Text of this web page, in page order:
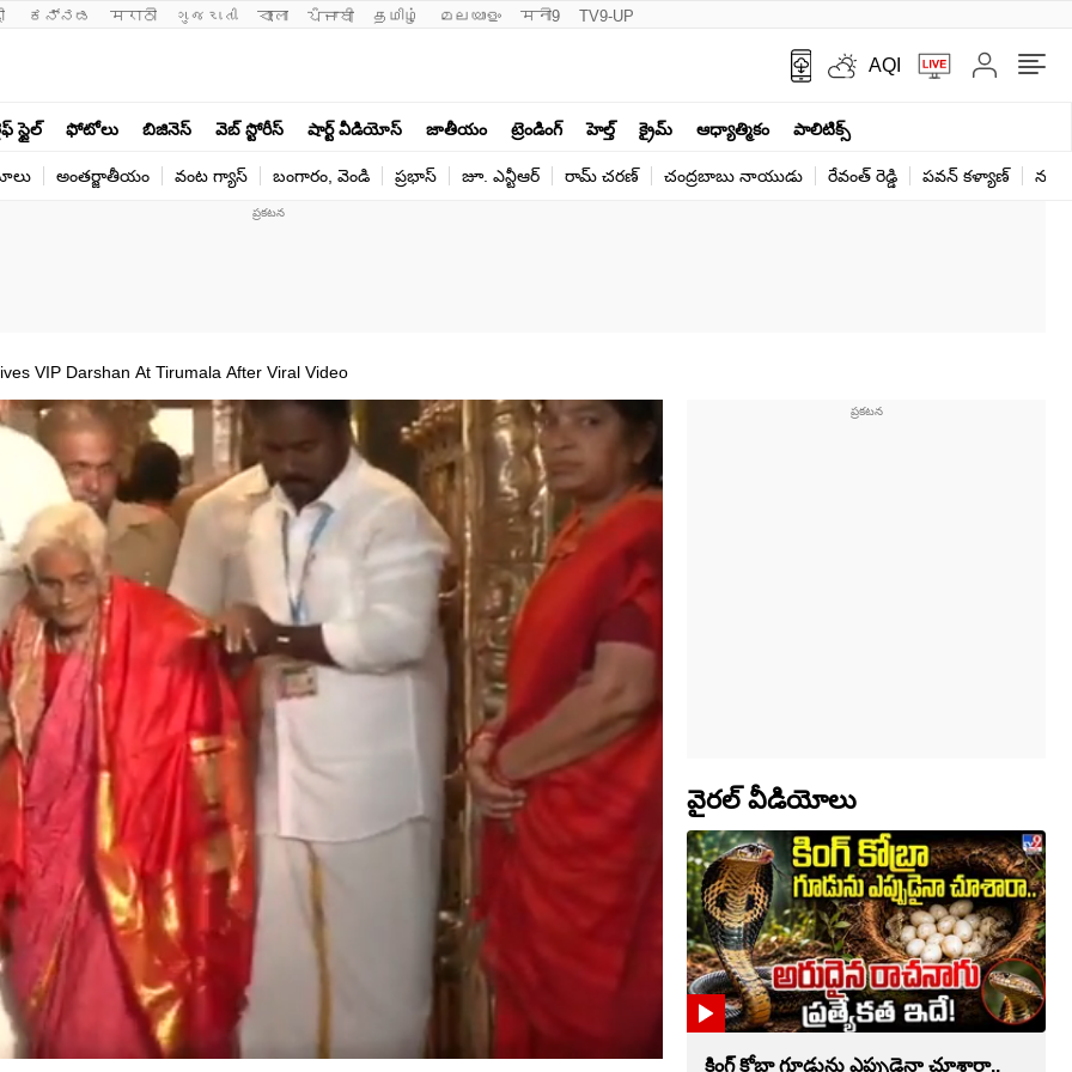
ಕನ್ನಡ मराठी ગુજરાતી বাংলা ਪੰਜਾਬੀ தமிழ் മലയാളം मनी9 TV9-UP
AQI
స్టైల్ ఫోటోలు బిజినెస్ వెబ్ స్టోరీస్ షార్ట్ వీడియోస్ జాతీయం ట్రెండింగ్ హెల్త్‌ క్రైమ్ ఆధ్యాత్మికం పాలిటిక్స్‌
అంతర్జాతీయం వంట గ్యాస్ బంగారం, వెండి ప్రభాస్ జూ. ఎన్టీఆర్ రామ్ చ‌ర‌ణ్‌ చంద్రబాబు నాయుడు రేవంత్ రెడ్డి పవన్ కళ్యాణ్
VIP Darshan At Tirumala After Viral Video
వైరల్ వీడియోలు
కింగ్ కోబ్రా గూడును ఎప్పుడైనా చూశారా..